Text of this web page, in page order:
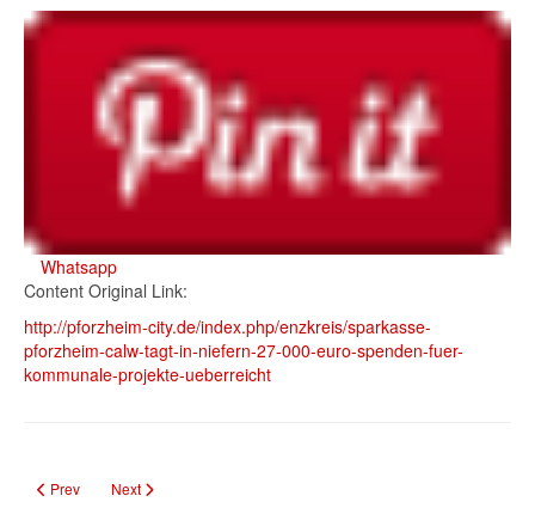
Whatsapp
Content Original Link:
http://pforzheim-city.de/index.php/enzkreis/sparkasse-
pforzheim-calw-tagt-in-niefern-27-000-euro-spenden-fuer-
kommunale-projekte-ueberreicht
Previous article: Antisemitismus in Pforzheim: Landesbeauftragter Dr.
Prev Next article: Vollsperrung der K4501 zwischen Wurmberg und
Next